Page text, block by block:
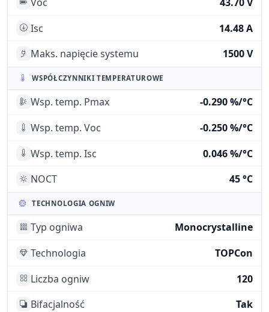
Isc
14.48 A
Maks. napięcie systemu
1500 V
WSPÓŁCZYNNIKI TEMPERATUROWE
Wsp. temp. Pmax
-0.290 %/°C
Wsp. temp. Voc
-0.250 %/°C
Wsp. temp. Isc
0.046 %/°C
NOCT
45 °C
TECHNOLOGIA OGNIW
Typ ogniwa
Monocrystalline
Technologia
TOPCon
Liczba ogniw
120
Bifacjalność
Tak